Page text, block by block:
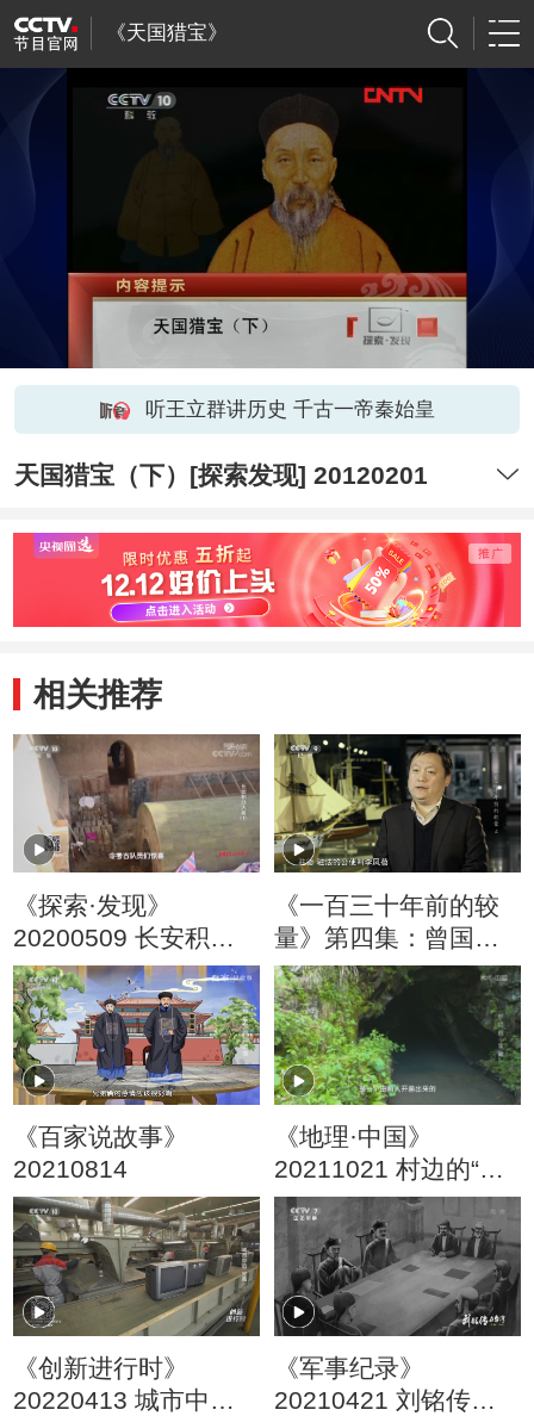
《天国猎宝》
听王立群讲历史 千古一帝秦始皇
天国猎宝（下）[探索发现] 20120201
相关推荐
《探索·发现》
20200509 长安积沙
大冢（下）
《一百三十年前的较
量》第四集：曾国荃
据理力争 拒绝法方提
出的巨额赔偿
《百家说故事》
20210814
《地理·中国》
20211021 村边的“宝
藏”
《创新进行时》
20220413 城市中
《军事纪录》
20210421 刘铭传在